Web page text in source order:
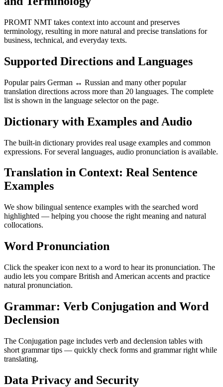
PROMT NMT takes context into account and preserves
terminology, resulting in more natural and precise translations for
business, technical, and everyday texts.
Supported Directions and Languages
Popular pairs German ↔ Russian and many other popular
translation directions across more than 20 languages. The complete
list is shown in the language selector on the page.
Dictionary with Examples and Audio
The built-in dictionary provides real usage examples and common
expressions. For several languages, audio pronunciation is available.
Translation in Context: Real Sentence
Examples
We show bilingual sentence examples with the searched word
highlighted — helping you choose the right meaning and natural
collocations.
Word Pronunciation
Click the speaker icon next to a word to hear its pronunciation. The
audio lets you compare British and American accents and practice
natural pronunciation.
Grammar: Verb Conjugation and Word
Declension
The Conjugation page includes verb and declension tables with
short grammar tips — quickly check forms and grammar right while
translating.
Data Privacy and Security